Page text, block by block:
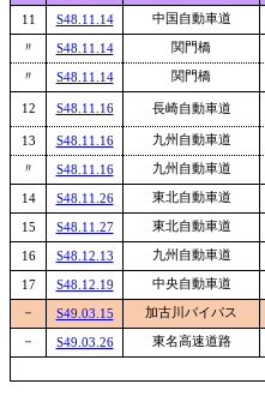
11 S48.11.14 中国自動車道
〃 S48.11.14 関門橋
〃 S48.11.14 関門橋
12 S48.11.16 長崎自動車道
13 S48.11.16 九州自動車道
〃 S48.11.16 九州自動車道
14 S48.11.26 東北自動車道
15 S48.11.27 東北自動車道
16 S48.12.13 九州自動車道
17 S48.12.19 中央自動車道
－ S49.03.15 加古川バイパス
－ S49.03.26 東名高速道路